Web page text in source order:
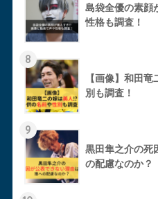
島袋全優の素顔
性格も調査！
8
【画像】和田
別も調査！
9
黒田隼之介の死
の配慮なのか？